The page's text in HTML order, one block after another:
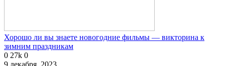
Хорошо ли вы знаете новогодние фильмы — викторина к
зимним праздникам
0 27k 0